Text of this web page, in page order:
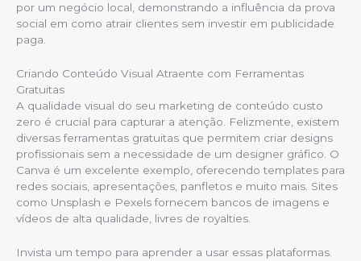
por um negócio local, demonstrando a influência da prova
social em como atrair clientes sem investir em publicidade
paga.
Criando Conteúdo Visual Atraente com Ferramentas
Gratuitas
A qualidade visual do seu marketing de conteúdo custo
zero é crucial para capturar a atenção. Felizmente, existem
diversas ferramentas gratuitas que permitem criar designs
profissionais sem a necessidade de um designer gráfico. O
Canva é um excelente exemplo, oferecendo templates para
redes sociais, apresentações, panfletos e muito mais. Sites
como Unsplash e Pexels fornecem bancos de imagens e
vídeos de alta qualidade, livres de royalties.
Invista um tempo para aprender a usar essas plataformas.